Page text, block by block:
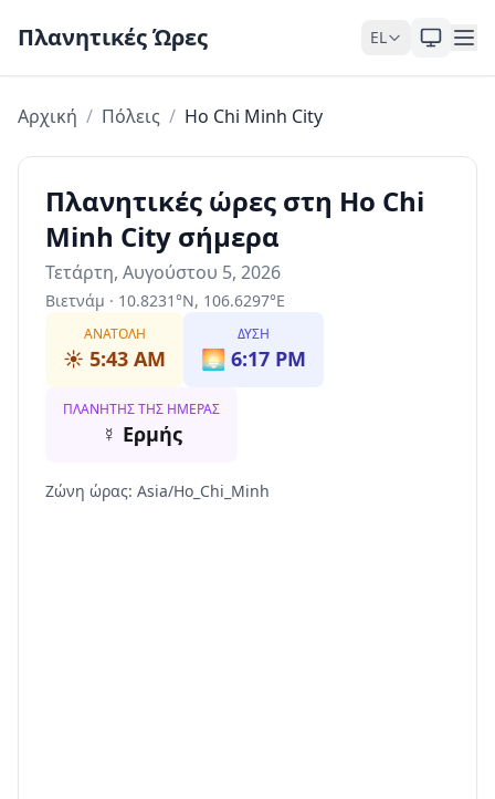
Πλανητικές Ώρες EL
Αρχική / Πόλεις / Ho Chi Minh City
Πλανητικές ώρες στη Ho Chi
Minh City σήμερα
Τετάρτη, Αυγούστου 5, 2026
Βιετνάμ · 10.8231°N, 106.6297°E
ΑΝΑΤΟΛΉ
☀️ 5:43 AM
ΔΎΣΗ
🌅 6:17 PM
ΠΛΑΝΉΤΗΣ ΤΗΣ ΗΜΈΡΑΣ
☿ Ερμής
Ζώνη ώρας: Asia/Ho_Chi_Minh